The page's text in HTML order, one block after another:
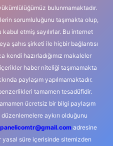
bulunmamaktadır.
sorumluluğunu taşımakta olup,
etmiş sayılırlar. Bu internet
şahıs şirketi ile hiçbir bağlantısı
kendi hazırladığımız makaleler
haber niteliği taşımamakta
paylaşım yapılmamaktadır.
tamamen tesadüfidir.
ücretsiz bir bilgi paylaşım
aykırı olduğunu
adresine
süre içerisinde sitemizden